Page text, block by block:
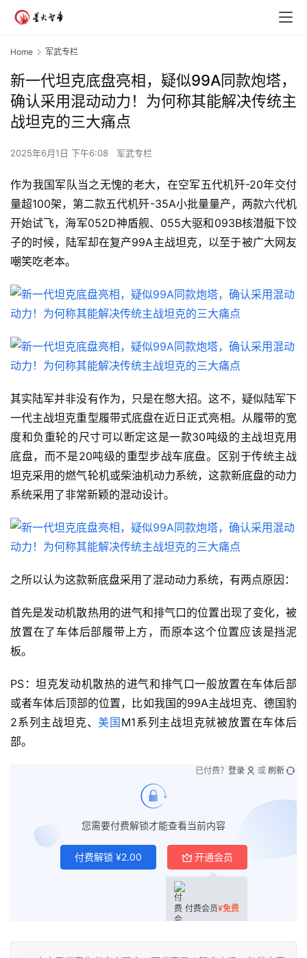
Home 军武专栏
新一代坦克底盘亮相，疑似99A同款炮塔，
确认采用混动动力！为何称其能解决传统主
战坦克的三大痛点
2025年6月1日 下午6:08 军武专栏
作为我国军队当之无愧的老大，在空军五代机歼-20年交付
量超100架，第二款五代机歼-35A小批量量产，两款六代机
开始试飞，海军052D神盾舰、055大驱和093B核潜艇下饺
子的时候，陆军却在复产99A主战坦克，以至于被广大网友
嘲笑吃老本。
其实陆军并非没有作为，只是在憋大招。这不，疑似陆军下
一代主战坦克重型履带式底盘在近日正式亮相。从履带的宽
度和负重轮的尺寸可以断定这是一款30吨级的主战坦克用
底盘，而不是20吨级的重型步战车底盘。区别于传统主战
坦克采用的燃气轮机或柴油机动力系统，这款新底盘的动力
系统采用了非常新颖的混动设计。
之所以认为这款新底盘采用了混动动力系统，有两点原因：
首先是发动机散热用的进气和排气口的位置出现了变化，被
放置在了车体后部履带上方，而原本这个位置应该是挡泥
板。
PS：坦克发动机散热的进气和排气口一般放置在车体后部
或者车体后顶部的位置，比如我国的99A主战坦克、德国豹
2系列主战坦克、美国 M1系列主战坦克就被放置在车体后
部。
您需要付费解锁才能查看当前内容
付费解锁 ¥2.00 开通会员
付费会员¥免费
已付费？ 登录 或 刷新